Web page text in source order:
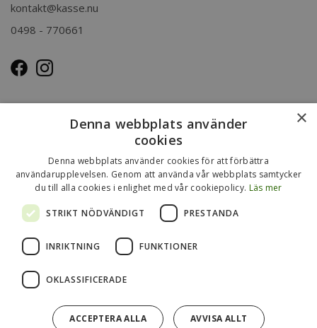
kontakt@kasse.nu
0498 - 770661
Kasse.nu drivs och ägs av Immenco AB i Visby, Gotland.
Immenco AB har sedan 1979 bedrivit grossistförsäljning av
förpackningar, presentartiklar, vykort m.m. Mer om vårt
övriga sortiment finns
påwww.gotlandsgrossisten.seoch
×
Denna webbplats använder
cookies
Denna webbplats använder cookies för att förbättra
användarupplevelsen. Genom att använda vår webbplats samtycker
du till alla cookies i enlighet med vår cookiepolicy. Läs mer
STRIKT NÖDVÄNDIGT PRESTANDA
INRIKTNING FUNKTIONER
OKLASSIFICERADE
ACCEPTERA ALLA AVVISA ALLT